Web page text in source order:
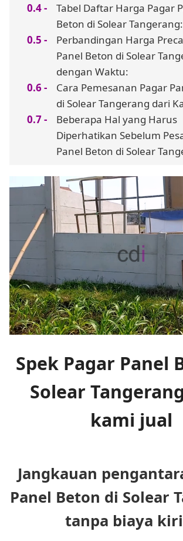
Tabel Daftar Harga Pagar
Beton di Solear Tangerang:
Perbandingan Harga
Panel Beton di Solear
dengan Waktu:
Cara Pemesanan Pagar
di Solear Tangerang dari
Beberapa Hal yang Harus
Diperhatikan Sebelum
Panel Beton di Solear
Spek Pagar Panel
Solear
kami jual
Jangkauan
Panel Beton di Solear
tanpa biaya